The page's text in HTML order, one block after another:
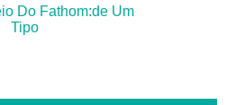
Do Fathom:de Um
Tipo